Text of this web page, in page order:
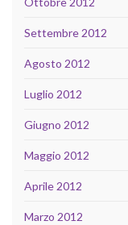
Settembre 2012
Agosto 2012
Luglio 2012
Giugno 2012
Maggio 2012
Aprile 2012
Marzo 2012